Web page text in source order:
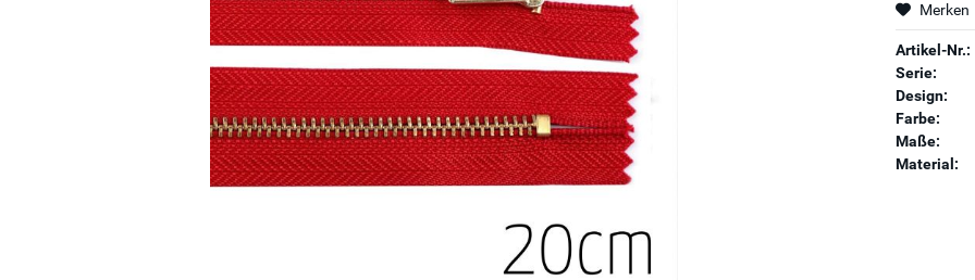
Merken
Artikel-Nr.:
Serie:
Design:
Farbe:
Maße:
Material: